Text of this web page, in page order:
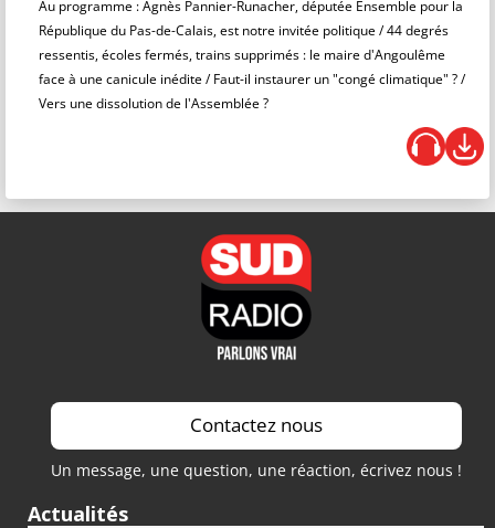
Au programme : Agnès Pannier-Runacher, députée Ensemble pour la
République du Pas-de-Calais, est notre invitée politique / 44 degrés
ressentis, écoles fermés, trains supprimés : le maire d'Angoulême
face à une canicule inédite / Faut-il instaurer un "congé climatique" ? /
Vers une dissolution de l'Assemblée ?
Contactez nous
Un message, une question, une réaction, écrivez nous !
Actualités